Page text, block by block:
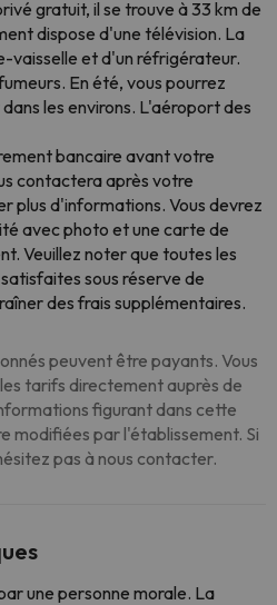
gratuit, il se trouve à 33 km de
dispose d'une télévision. La
vaisselle et d'un réfrigérateur.
En été, vous pourrez
les environs. L'aéroport des
bancaire avant votre
contactera après votre
plus d'informations. Vous devrez
avec photo et une carte de
Veuillez noter que toutes les
sous réserve de
des frais supplémentaires.
peuvent être payants. Vous
tarifs directement auprès de
figurant dans cette
modifiées par l'établissement. Si
pas à nous contacter.
une personne morale. La